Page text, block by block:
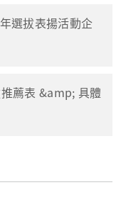
選拔表揚活動企
薦表 &amp; 具體